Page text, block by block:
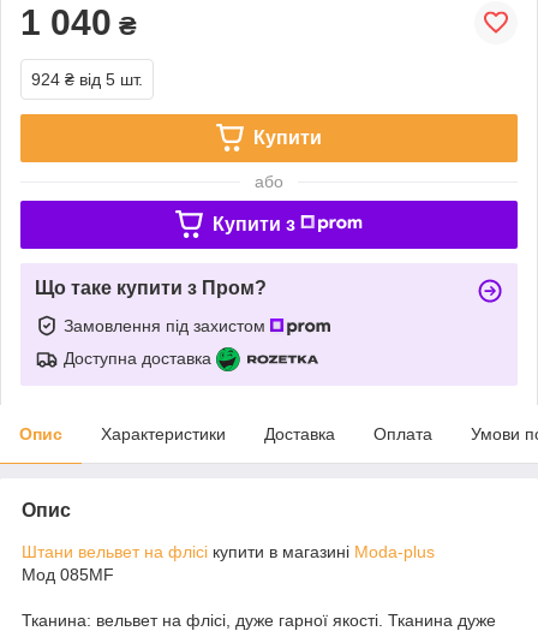
1 040 ₴
924 ₴ від 5 шт.
Купити
або
Купити з
Що таке купити з Пром?
Замовлення під захистом
Доступна доставка
Опис Характеристики Доставка Оплата Умови
Опис
Штани вельвет на флісі купити в магазині Moda-plus
Мод 085MF
Тканина: вельвет на флісі, дуже гарної якості. Тканина дуже